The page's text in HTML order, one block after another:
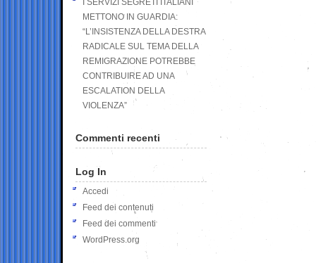
I SERVIZI SEGRETI ITALIANI
METTONO IN GUARDIA:
“L’INSISTENZA DELLA DESTRA
RADICALE SUL TEMA DELLA
REMIGRAZIONE POTREBBE
CONTRIBUIRE AD UNA
ESCALATION DELLA
VIOLENZA”
Commenti recenti
Log In
Accedi
Feed dei contenuti
Feed dei commenti
WordPress.org